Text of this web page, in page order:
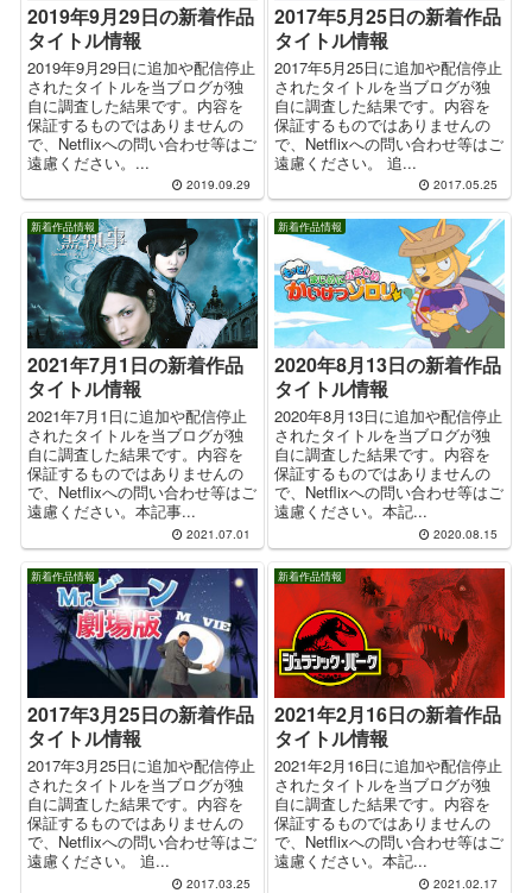
2019年9月29日の新着作品
タイトル情報
2019年9月29日に追加や配信停止
されたタイトルを当ブログが独
自に調査した結果です。内容を
保証するものではありませんの
で、Netflixへの問い合わせ等はご
遠慮ください。...
2019.09.29
2017年5月25日の新着作品
タイトル情報
2017年5月25日に追加や配信停止
されたタイトルを当ブログが独
自に調査した結果です。内容を
保証するものではありませんの
で、Netflixへの問い合わせ等はご
遠慮ください。 追...
2017.05.25
新着作品情報
2021年7月1日の新着作品
タイトル情報
2021年7月1日に追加や配信停止
されたタイトルを当ブログが独
自に調査した結果です。内容を
保証するものではありませんの
で、Netflixへの問い合わせ等はご
遠慮ください。本記事...
2021.07.01
新着作品情報
2020年8月13日の新着作品
タイトル情報
2020年8月13日に追加や配信停止
されたタイトルを当ブログが独
自に調査した結果です。内容を
保証するものではありませんの
で、Netflixへの問い合わせ等はご
遠慮ください。本記...
2020.08.15
新着作品情報
2017年3月25日の新着作品
タイトル情報
2017年3月25日に追加や配信停止
されたタイトルを当ブログが独
自に調査した結果です。内容を
保証するものではありませんの
で、Netflixへの問い合わせ等はご
遠慮ください。 追...
2017.03.25
新着作品情報
2021年2月16日の新着作品
タイトル情報
2021年2月16日に追加や配信停止
されたタイトルを当ブログが独
自に調査した結果です。内容を
保証するものではありませんの
で、Netflixへの問い合わせ等はご
遠慮ください。本記...
2021.02.17